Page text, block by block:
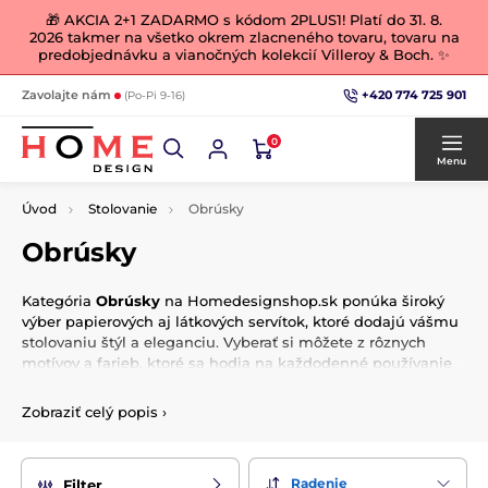
🎁 AKCIA 2+1 ZADARMO s kódom 2PLUS1! Platí do 31. 8.
2026 takmer na všetko okrem zlacneného tovaru, tovaru na
predobjednávku a vianočných kolekcií Villeroy & Boch. ✨
Zavolajte nám (Po-Pi 9-16) +420 774 725 901
0
Menu
Úvod Stolovanie Obrúsky
Obrúsky
Kategória Obrúsky na Homedesignshop.sk ponúka široký
výber papierových aj látkových servítok, ktoré dodajú vášmu
stolovaniu štýl a eleganciu. Vyberať si môžete z rôznych
motívov a farieb, ktoré sa hodia na každodenné používanie
V ponuke nájdete servítky od renomovaných značiek ako
kvalitných materiálov a vynikajú precíznym spracovaním aj
atraktívnym dizajnom. Stanú sa nielen praktickým
Zobraziť celý popis ›
Filter Radenie